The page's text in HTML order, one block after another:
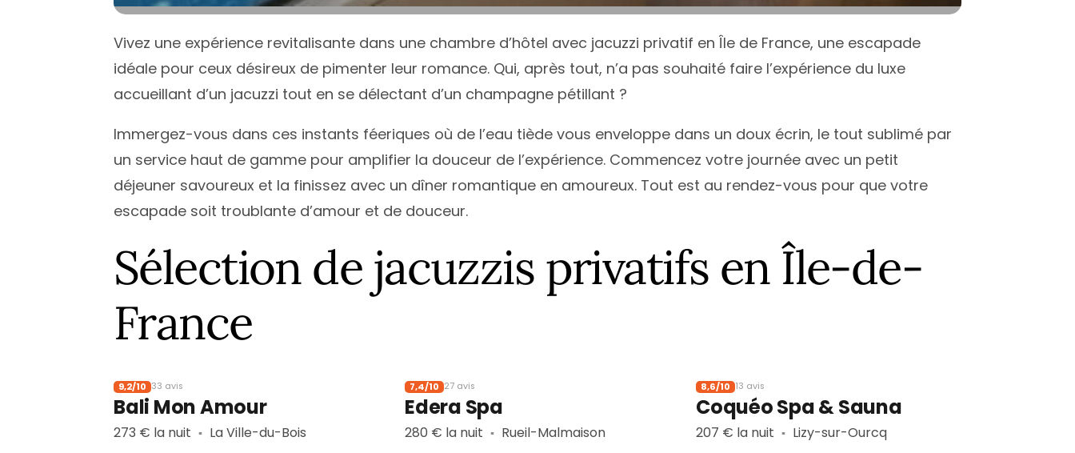
Vivez une expérience revitalisante dans une chambre d’hôtel avec jacuzzi privatif en Île de France, une escapade
idéale pour ceux désireux de pimenter leur romance. Qui, après tout, n’a pas souhaité faire l’expérience du luxe
accueillant d’un jacuzzi tout en se délectant d’un champagne pétillant ?
Immergez-vous dans ces instants féeriques où de l’eau tiède vous enveloppe dans un doux écrin, le tout sublimé par
un service haut de gamme pour amplifier la douceur de l’expérience. Commencez votre journée avec un petit
déjeuner savoureux et la finissez avec un dîner romantique en amoureux. Tout est au rendez-vous pour que votre
escapade soit troublante d’amour et de douceur.
Sélection de jacuzzis privatifs en Île-de-
France
9,2/10 33 avis
Bali Mon Amour
273 € la nuit ▪︎ La Ville-du-Bois
7,4/10 27 avis
Edera Spa
280 € la nuit ▪︎ Rueil-Malmaison
8,6/10 13 avis
Coquéo Spa & Sauna
207 € la nuit ▪︎ Lizy-sur-Ourcq